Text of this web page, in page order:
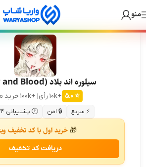
Skip
to
navigation
Skip
to
main
🎁 سفارش ارزان + درآمد دائمی! +۲۵۰ بازی و گیفت کارت داخل بات واریا شاپ 💙منو
سیلوره اند بلاد (Silver and Blood)
⭐ ۵.۰ +10k رأی | +100k خرید موفق
⚡ سریع 🔒 امن 🕐 پشتیبانی ۲۴ ساعته
🎁 خرید اول با کد تخفیف
دریافت کد تخفیف